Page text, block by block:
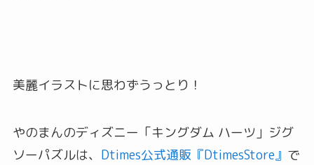
美麗イラストに思わずうっとり！
やのまんのディズニー「キングダム ハーツ」ジグ
ソーパズルは、 Dtimes公式通販『DtimesStore』 で